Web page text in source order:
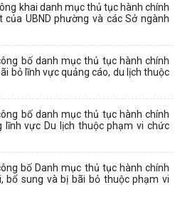
khai danh mục thủ tục hành chính
UBND phường và các Sở ngành
bố danh mục thủ tục hành chính
bỏ lĩnh vực quảng cáo, du lịch thuộc
bố danh mục thủ tục hành chính
vực Du lịch thuộc phạm vi chức
bố Danh mục thủ tục hành chính
bổ sung và bị bãi bỏ thuộc phạm vi